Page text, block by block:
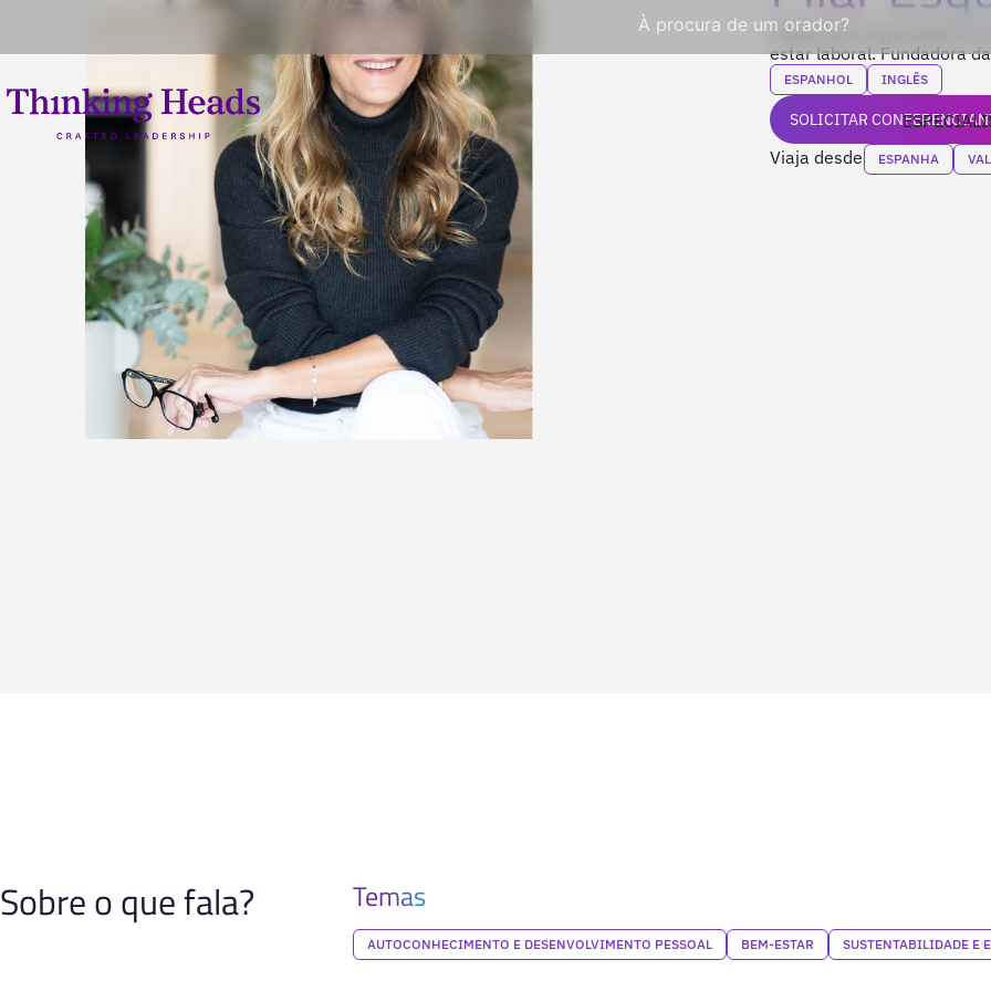
À procura de um orador?Palestrante especialista
estar laboral. Fundadora
ESPANHOL INGLÊS
SOLICITAR
Viaja desde ESPANHA
Sobre o que fala? Temas
AUTOCONHECIMENTO E DESENVOLVIMENTO PESSOAL BEM-ESTAR SUSTENTABILIDADE E